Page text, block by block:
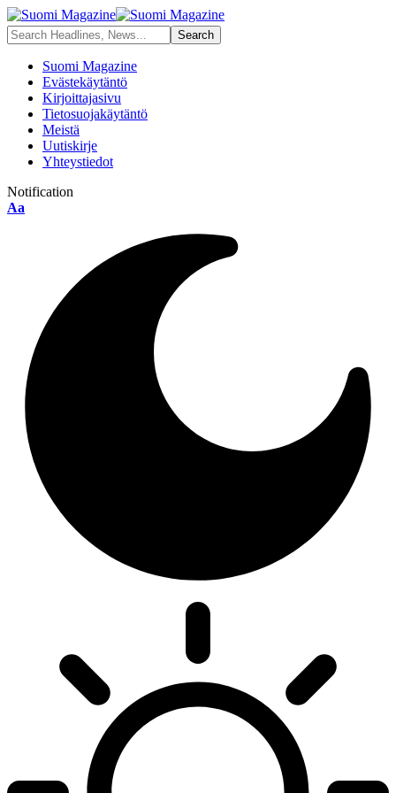
Suomi Magazine
Evästekäytäntö
Kirjoittajasivu
Tietosuojakäytäntö
Meistä
Uutiskirje
Yhteystiedot
Notification
Aa